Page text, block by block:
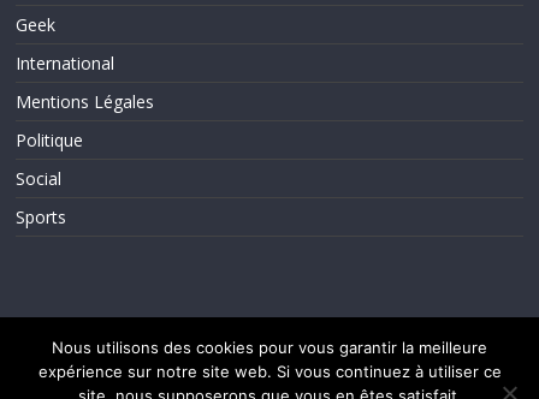
Geek
International
Mentions Légales
Politique
Social
Sports
Copyright © 2026ActuInfos . Tous droits réservés.
Nous utilisons des cookies pour vous garantir la meilleure
expérience sur notre site web. Si vous continuez à utiliser ce